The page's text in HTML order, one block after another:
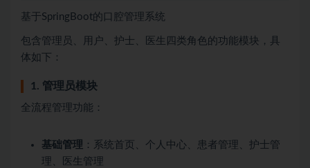
基于SpringBoot的口腔管理系统
包含管理员、用户、护士、医生四类角色的功能模块，具
体如下：
1. 管理员模块
全流程管理功能：
基础管理 ：系统首页、个人中心、患者管理、护士管
理、医生管理